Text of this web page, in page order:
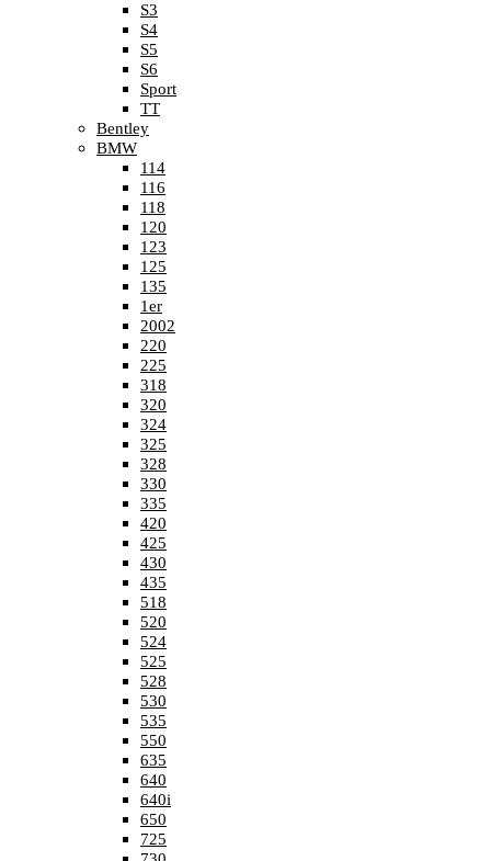
S3
S4
S5
S6
Sport
TT
Bentley
BMW
114
116
118
120
123
125
135
1er
2002
220
225
318
320
324
325
328
330
335
420
425
430
435
518
520
524
525
528
530
535
550
635
640
640i
650
725